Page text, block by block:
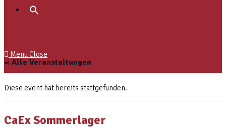
for:
MenüClose
« Alle Veranstaltungen
Diese event hat bereits stattgefunden.
CaEx Sommerlager